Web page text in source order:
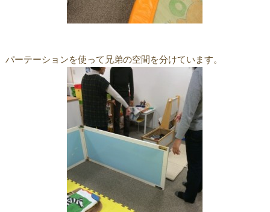
パーテーションを使って兄弟の空間を分けています。